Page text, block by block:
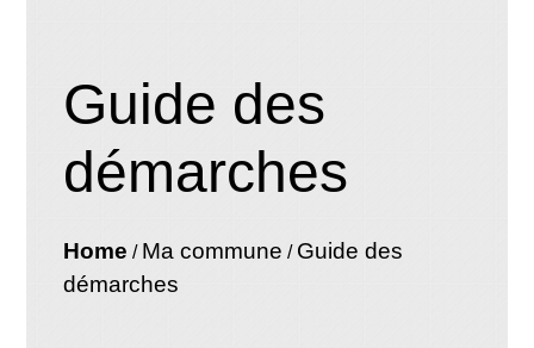
Guide des
démarches
Home / Ma commune / Guide des
démarches